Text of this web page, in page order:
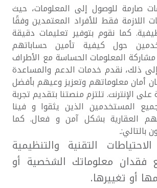
صارمة للوصول إلى المعلومات، حيث
اللازمة فقط للأفراد المعتمدين وفقًا
كما نقوم بتوفير تعليمات دقيقة
حول كيفية تأمين حساباتهم
المعلومات الحساسة مع الأطراف
إلى ذلك، نقدم خدمات الدعم والمساعدة
أمان معلوماتهم وتعزيز وعيهم بأفضل
على الإنترنت. تلتزم منصتنا بتقديم تجربة
المستخدمين الذين يثقوا و فينا
العقارية بشكل آمن و فعال. كما
بالتالي:ـ
التقنية والتنظيمية
فقدان معلوماتك الشخصية أو
أو تغييرها.